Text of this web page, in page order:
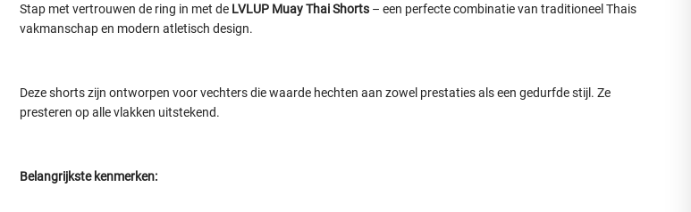
Stap met vertrouwen de ring in met de LVLUP Muay Thai Shorts – een perfecte combinatie van traditioneel Thais
vakmanschap en modern atletisch design.
Deze shorts zijn ontworpen voor vechters die waarde hechten aan zowel prestaties als een gedurfde stijl. Ze
presteren op alle vlakken uitstekend.
Belangrijkste kenmerken: